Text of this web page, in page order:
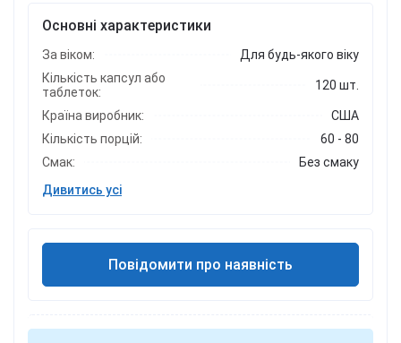
Основні характеристики
За віком:
Для будь-якого віку
Кількість капсул або
таблеток:
120 шт.
Країна виробник:
США
Кількість порцій:
60 - 80
Смак:
Без смаку
Дивитись усі
Повідомити про наявність